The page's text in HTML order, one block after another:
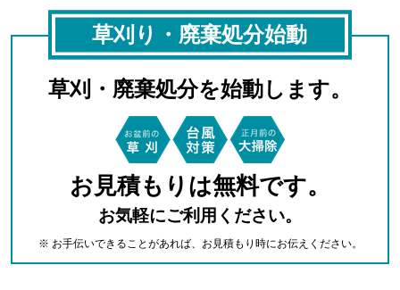
草刈り・廃棄処分始動
草刈・廃棄処分を始動します。
お見積もりは無料です。
お気軽にご利用ください。
※ お手伝いできることがあれば、お見積もり時にお伝えください。